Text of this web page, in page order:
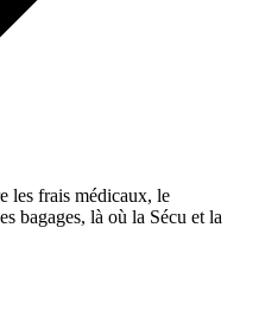
les frais médicaux, le
bagages, là où la Sécu et la